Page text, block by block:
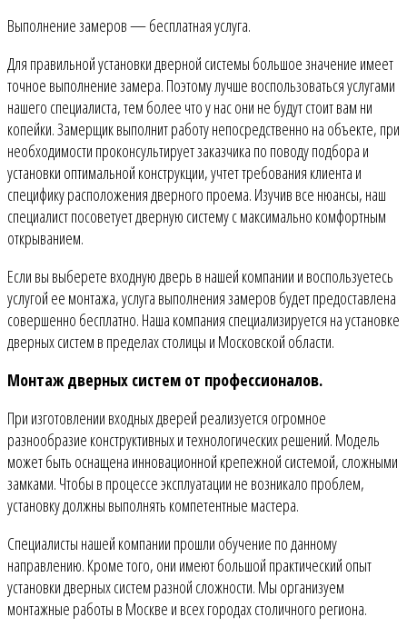
Выполнение замеров — бесплатная услуга.
Для правильной установки дверной системы большое значение имеет
точное выполнение замера. Поэтому лучше воспользоваться услугами
нашего специалиста, тем более что у нас они не будут стоит вам ни
копейки. Замерщик выполнит работу непосредственно на объекте, при
необходимости проконсультирует заказчика по поводу подбора и
установки оптимальной конструкции, учтет требования клиента и
специфику расположения дверного проема. Изучив все нюансы, наш
специалист посоветует дверную систему с максимально комфортным
открыванием.
Если вы выберете входную дверь в нашей компании и воспользуетесь
услугой ее монтажа, услуга выполнения замеров будет предоставлена
совершенно бесплатно. Наша компания специализируется на установке
дверных систем в пределах столицы и Московской области.
Монтаж дверных систем от профессионалов.
При изготовлении входных дверей реализуется огромное
разнообразие конструктивных и технологических решений. Модель
может быть оснащена инновационной крепежной системой, сложными
замками. Чтобы в процессе эксплуатации не возникало проблем,
установку должны выполнять компетентные мастера.
Специалисты нашей компании прошли обучение по данному
направлению. Кроме того, они имеют большой практический опыт
установки дверных систем разной сложности. Мы организуем
монтажные работы в Москве и всех городах столичного региона.